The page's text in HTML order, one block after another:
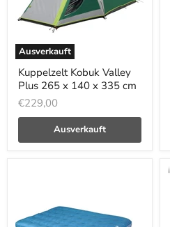
Ausverkauft
Kuppelzelt Kobuk Valley
Plus 265 x 140 x 335 cm
€229,00
Ausverkauft